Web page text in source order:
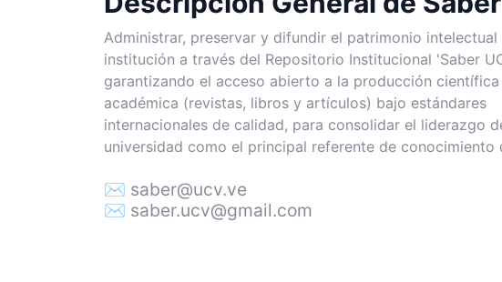
Administrar, preservar y difundir el patrimonio intelectual
institución a través del Repositorio Institucional 'Saber
garantizando el acceso abierto a la producción científica
académica (revistas, libros y artículos) bajo estándares
internacionales de calidad, para consolidar el liderazgo
universidad como el principal referente de conocimiento
✉ saber@ucv.ve
✉ saber.ucv@gmail.com